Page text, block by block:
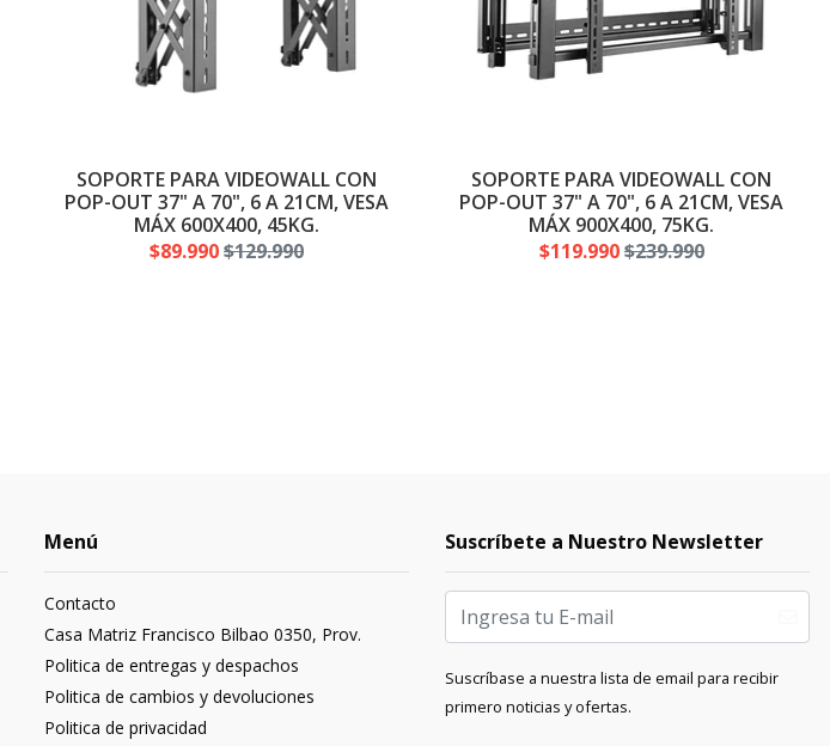
SOPORTE PARA VIDEOWALL CON
POP-OUT 37" A 70", 6 A 21CM, VESA
MÁX 600X400, 45KG.
$89.990$129.990
SOPORTE PARA VIDEOWALL CON
POP-OUT 37" A 70", 6 A 21CM, VESA
MÁX 900X400, 75KG.
$119.990$239.990
Menú
Contacto
Casa Matriz Francisco Bilbao 0350, Prov.
Politica de entregas y despachos
Politica de cambios y devoluciones
Politica de privacidad
Suscríbete a Nuestro Newsletter
Suscríbase a nuestra lista de email para recibir
primero noticias y ofertas.